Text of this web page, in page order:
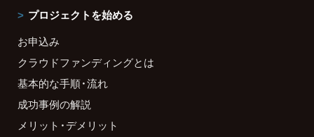
プロジェクトを始める
お申込み
クラウドファンディングとは
基本的な手順・流れ
成功事例の解説
メリット・デメリット